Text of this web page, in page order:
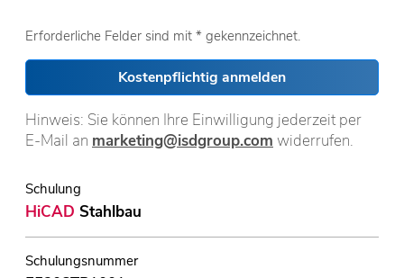
Erforderliche Felder sind mit * gekennzeichnet.
Kostenpflichtig anmelden
Hinweis: Sie können Ihre Einwilligung jederzeit per
E-Mail an marketing@isdgroup.com widerrufen.
Schulung
HiCAD Stahlbau
Schulungsnummer